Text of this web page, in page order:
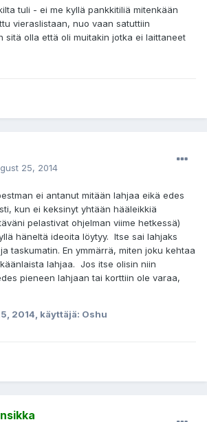
tuli - ei me kyllä pankkitiliä mitenkään
vieraslistaan, nuo vaan satuttiin
sitä olla että oli muitakin jotka ei laittaneet
25, 2014
ei antanut mitään lahjaa eikä edes
kun ei keksinyt yhtään hääleikkiä
pelastivat ohjelman viime hetkessä)
häneltä ideoita löytyy. Itse sai lahjaks
taskumatin. En ymmärrä, miten joku kehtaa
lahjaa. Jos itse olisin niin
pieneen lahjaan tai korttiin ole varaa,
2014, käyttäjä: Oshu